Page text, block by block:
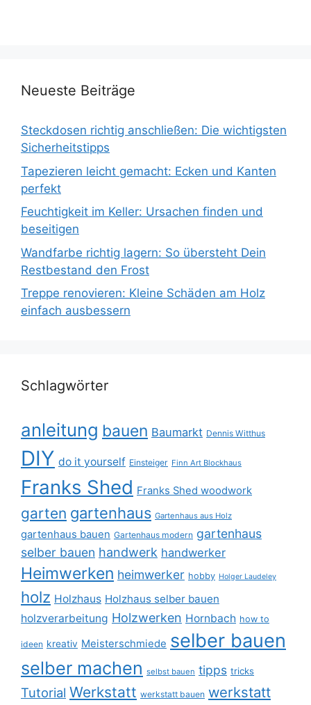
Neueste Beiträge
Steckdosen richtig anschließen: Die wichtigsten
Sicherheitstipps
Tapezieren leicht gemacht: Ecken und Kanten
perfekt
Feuchtigkeit im Keller: Ursachen finden und
beseitigen
Wandfarbe richtig lagern: So übersteht Dein
Restbestand den Frost
Treppe renovieren: Kleine Schäden am Holz
einfach ausbessern
Schlagwörter
anleitung bauen Baumarkt Dennis Witthus
DIY do it yourself Einsteiger Finn Art Blockhaus
Franks Shed Franks Shed woodwork
garten gartenhaus Gartenhaus aus Holz
gartenhaus bauen Gartenhaus modern gartenhaus
selber bauen handwerk handwerker
Heimwerken heimwerker hobby Holger Laudeley
holz Holzhaus Holzhaus selber bauen
holzverarbeitung Holzwerken Hornbach how to
ideen kreativ Meisterschmiede selber bauen
selber machen selbst bauen tipps tricks
Tutorial Werkstatt werkstatt bauen werkstatt